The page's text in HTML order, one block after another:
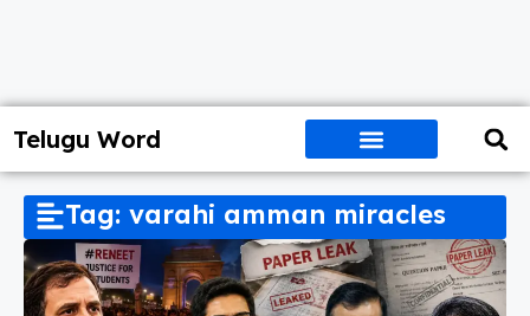
Telugu Word
Tag: varahi amman miracles